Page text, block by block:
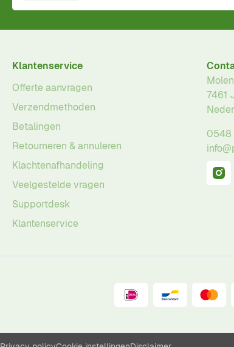
Klantenservice
Offerte aanvragen
Verzendmethoden
Betalingen
Retourneren & annuleren
Klachtenafhandeling
Veelgestelde vragen
Supportdesk
Klantenservice
7461
0548